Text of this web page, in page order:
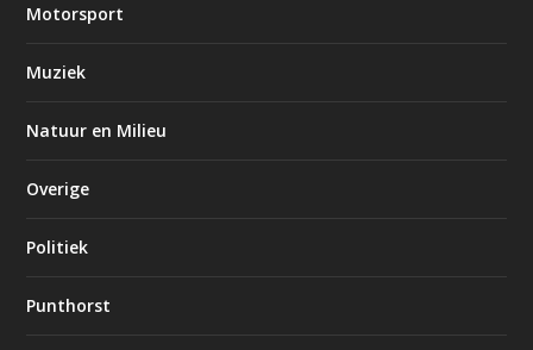
Motorsport
Muziek
Natuur en Milieu
Overige
Politiek
Punthorst